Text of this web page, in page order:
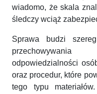
wiadomo, że skala
śledczy wciąż
Sprawa budzi
przechowywania
odpowiedzialności
oraz procedur, które
tego typu